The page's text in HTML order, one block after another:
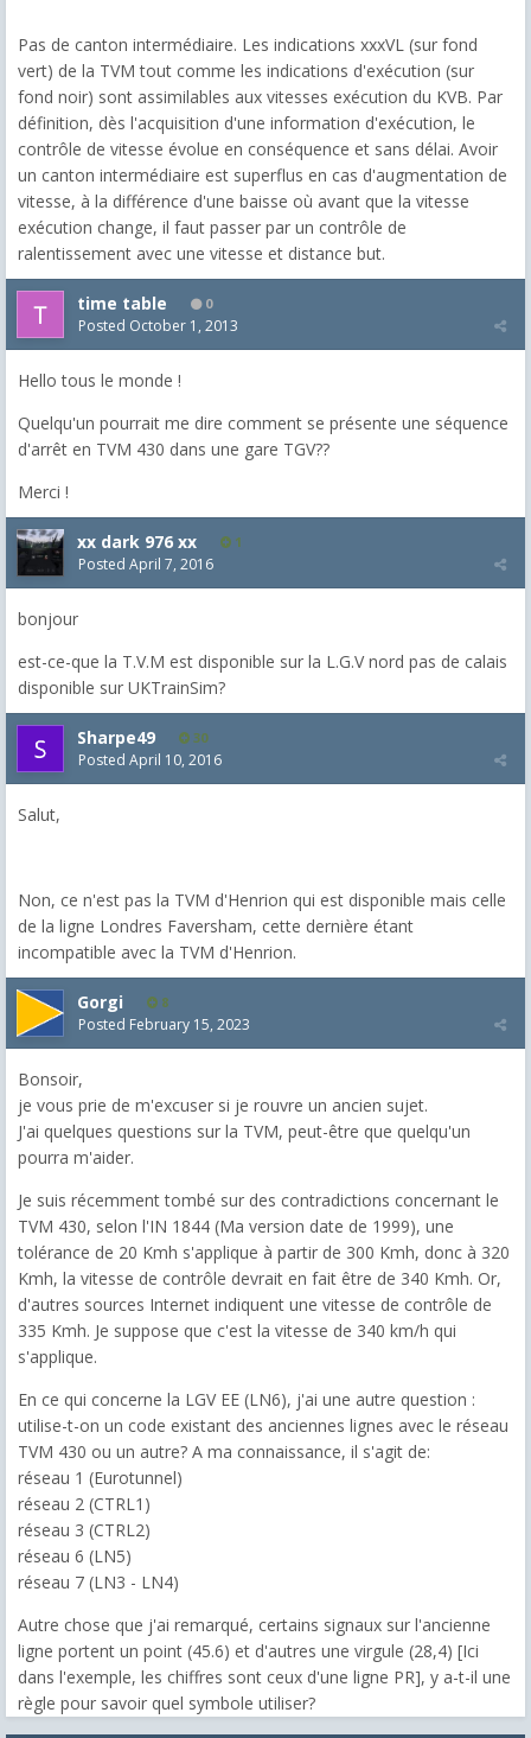
Pas de canton intermédiaire. Les indications xxxVL (sur fond
vert) de la TVM tout comme les indications d'exécution (sur
fond noir) sont assimilables aux vitesses exécution du KVB. Par
définition, dès l'acquisition d'une information d'exécution, le
contrôle de vitesse évolue en conséquence et sans délai. Avoir
un canton intermédiaire est superflus en cas d'augmentation de
vitesse, à la différence d'une baisse où avant que la vitesse
exécution change, il faut passer par un contrôle de
ralentissement avec une vitesse et distance but.
time table 0
Posted October 1, 2013
Hello tous le monde !
Quelqu'un pourrait me dire comment se présente une séquence
d'arrêt en TVM 430 dans une gare TGV??
Merci !
xx dark 976 xx 1
Posted April 7, 2016
bonjour
est-ce-que la T.V.M est disponible sur la L.G.V nord pas de calais
disponible sur UKTrainSim?
Sharpe49 30
Posted April 10, 2016
Salut,
Non, ce n'est pas la TVM d'Henrion qui est disponible mais celle
de la ligne Londres Faversham, cette dernière étant
incompatible avec la TVM d'Henrion.
Gorgi 8
Posted February 15, 2023
Bonsoir,
je vous prie de m'excuser si je rouvre un ancien sujet.
J'ai quelques questions sur la TVM, peut-être que quelqu'un
pourra m'aider.
Je suis récemment tombé sur des contradictions concernant le
TVM 430, selon l'IN 1844 (Ma version date de 1999), une
tolérance de 20 Kmh s'applique à partir de 300 Kmh, donc à 320
Kmh, la vitesse de contrôle devrait en fait être de 340 Kmh. Or,
d'autres sources Internet indiquent une vitesse de contrôle de
335 Kmh. Je suppose que c'est la vitesse de 340 km/h qui
s'applique.
En ce qui concerne la LGV EE (LN6), j'ai une autre question :
utilise-t-on un code existant des anciennes lignes avec le réseau
TVM 430 ou un autre? A ma connaissance, il s'agit de:
réseau 1 (Eurotunnel)
réseau 2 (CTRL1)
réseau 3 (CTRL2)
réseau 6 (LN5)
réseau 7 (LN3 - LN4)
Autre chose que j'ai remarqué, certains signaux sur l'ancienne
ligne portent un point (45.6) et d'autres une virgule (28,4) [Ici
dans l'exemple, les chiffres sont ceux d'une ligne PR], y a-t-il une
règle pour savoir quel symbole utiliser?